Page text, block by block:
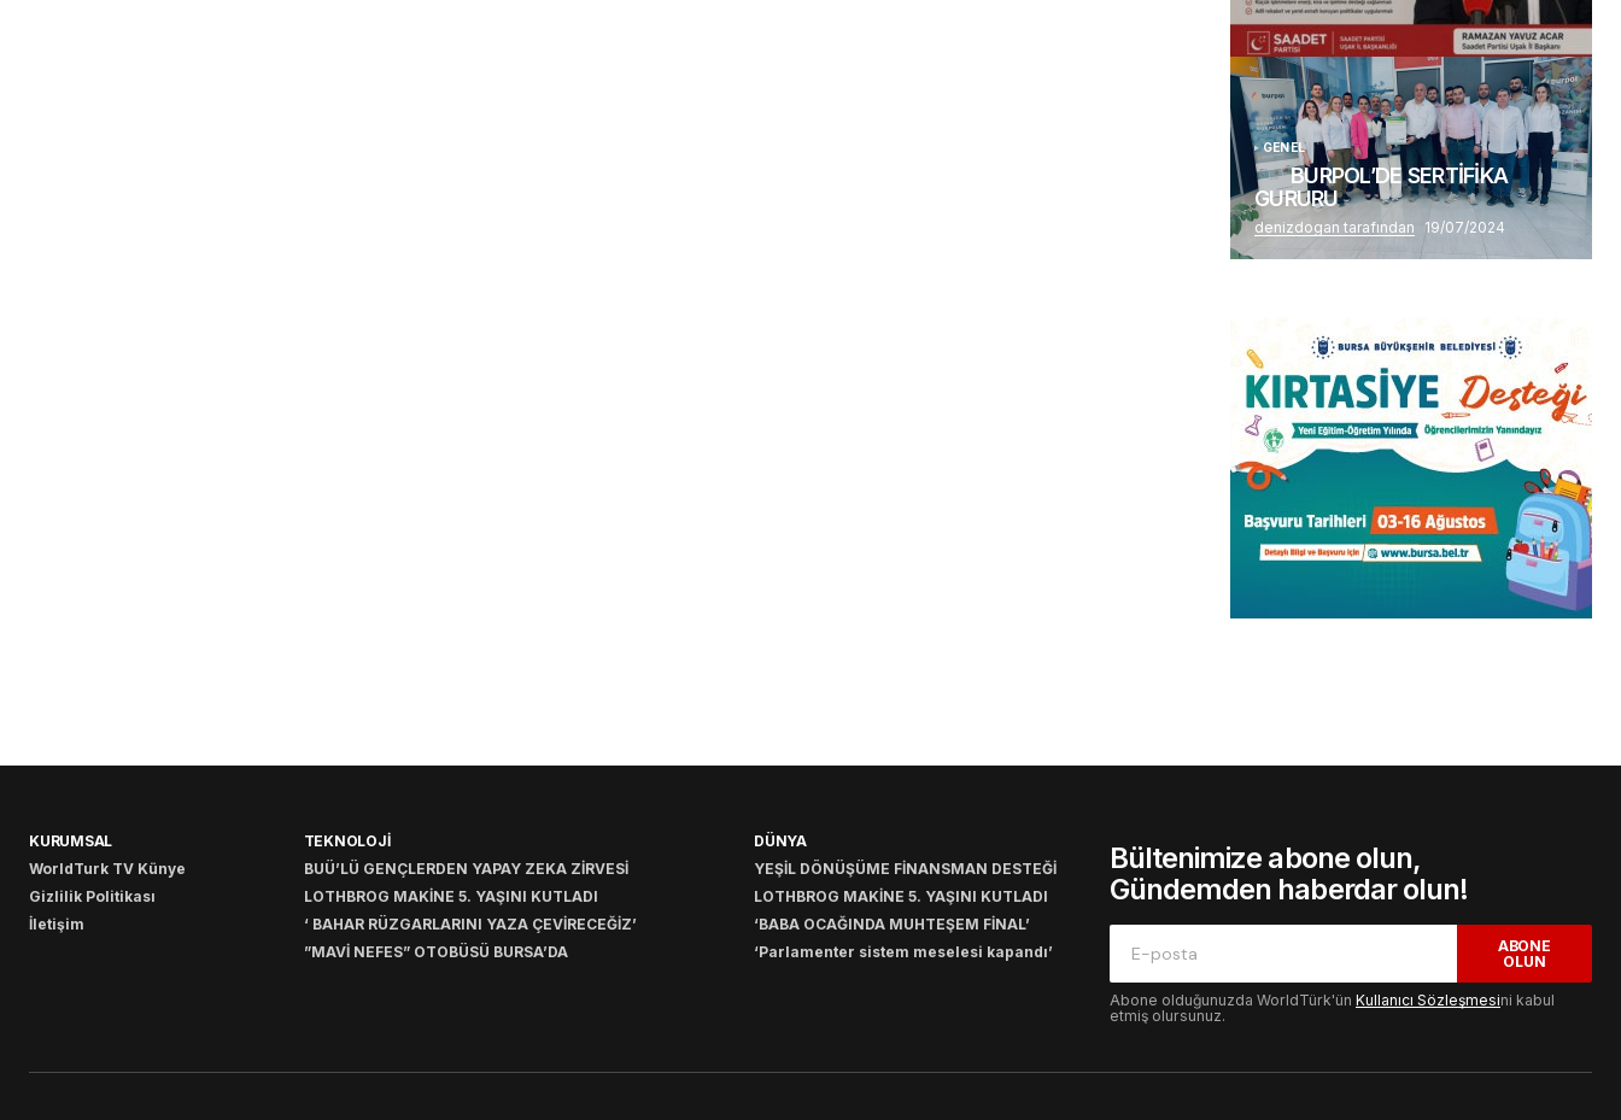
(başlıksız)
Alaattin Karahan tarafından 14/07/2026
GENEL
BURPOL’DE SERTİFİKA
GURURU
denizdogan tarafından 19/07/2024
KURUMSAL
WorldTurk TV Künye
Gizlilik Politikası
İletişim
TEKNOLOJİ
BUÜ’LÜ GENÇLERDEN YAPAY ZEKA ZİRVESİ
LOTHBROG MAKİNE 5. YAŞINI KUTLADI
‘ BAHAR RÜZGARLARINI YAZA ÇEVİRECEĞİZ’
”MAVİ NEFES” OTOBÜSÜ BURSA’DA
DÜNYA
YEŞİL DÖNÜŞÜME FİNANSMAN DESTEĞİ
LOTHBROG MAKİNE 5. YAŞINI KUTLADI
‘BABA OCAĞINDA MUHTEŞEM FİNAL’
‘Parlamenter sistem meselesi kapandı’
Bültenimize abone olun,
Gündemden haberdar olun!
ABONE
OLUN
Abone olduğunuzda WorldTürk'ün Kullanıcı Sözleşmesini kabul
etmiş olursunuz.